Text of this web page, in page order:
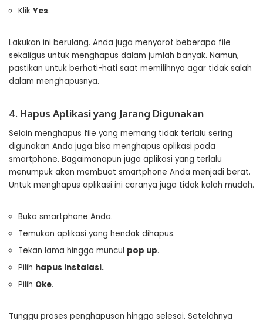
Klik Yes.
Lakukan ini berulang. Anda juga menyorot beberapa file
sekaligus untuk menghapus dalam jumlah banyak. Namun,
pastikan untuk berhati-hati saat memilihnya agar tidak salah
dalam menghapusnya.
4. Hapus Aplikasi yang Jarang Digunakan
Selain menghapus file yang memang tidak terlalu sering
digunakan Anda juga bisa menghapus aplikasi pada
smartphone. Bagaimanapun juga aplikasi yang terlalu
menumpuk akan membuat smartphone Anda menjadi berat.
Untuk menghapus aplikasi ini caranya juga tidak kalah mudah.
Buka smartphone Anda.
Temukan aplikasi yang hendak dihapus.
Tekan lama hingga muncul pop up.
Pilih hapus instalasi.
Pilih Oke.
Tunggu proses penghapusan hingga selesai. Setelahnya